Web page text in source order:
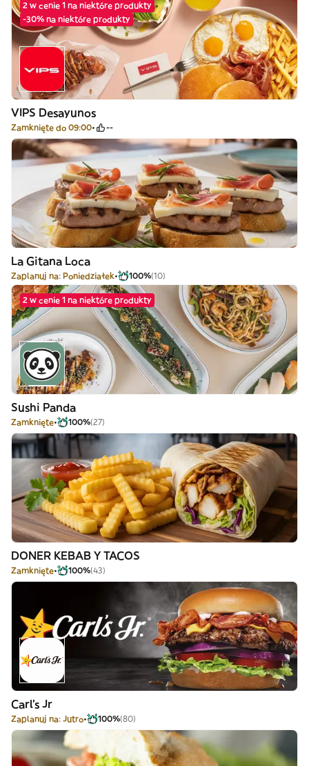
2 w cenie 1 na niektóre produkty
-30% na niektóre produkty
VIPS Desayunos
Zamknięte do 09:00 --
La Gitana Loca
Zaplanuj na: Poniedziałek 100%(10)
2 w cenie 1 na niektóre produkty
Sushi Panda
Zamknięte 100%(27)
DONER KEBAB Y TACOS
Zamknięte 100%(43)
Carl's Jr
Zaplanuj na: Jutro 100%(80)